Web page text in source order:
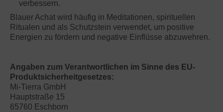
verbessern.
Blauer Achat wird häufig in Meditationen, spirituellen
Ritualen und als Schutzstein verwendet, um positive
Energien zu fördern und negative Einflüsse abzuwehren.
Angaben zum Verantwortlichen im Sinne des EU-
Produktsicherheitgesetzes:
Mi-Tierra GmbH
Hauptstraße 15
65760 Eschborn